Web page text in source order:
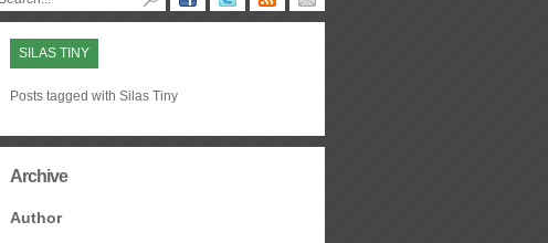
SILAS TINY
Posts tagged with Silas Tiny
Archive
Author